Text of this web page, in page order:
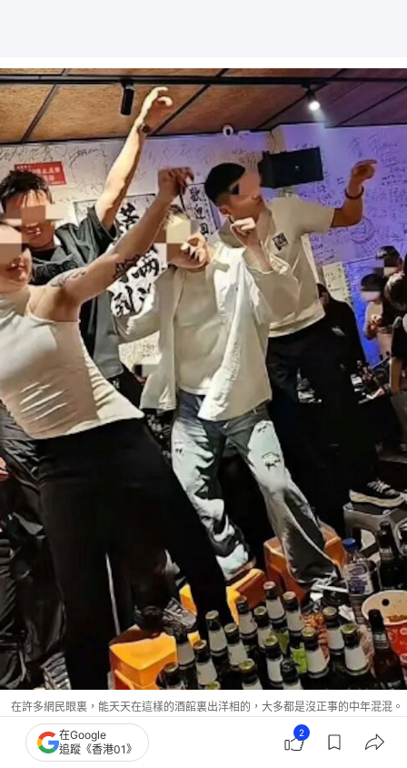
在許多網民眼裏，能天天在這樣的酒館裏出洋相的，大多都是沒正事的中年混混。
（網絡圖片）
在Google
追蹤《香港01》
2